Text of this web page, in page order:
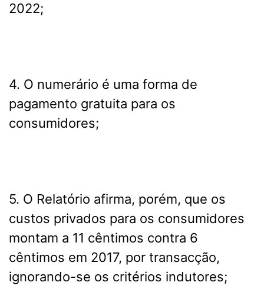
2022;
4. O numerário é uma forma de
pagamento gratuita para os
consumidores;
5. O Relatório afirma, porém, que os
custos privados para os consumidores
montam a 11 cêntimos contra 6
cêntimos em 2017, por transacção,
ignorando-se os critérios indutores;